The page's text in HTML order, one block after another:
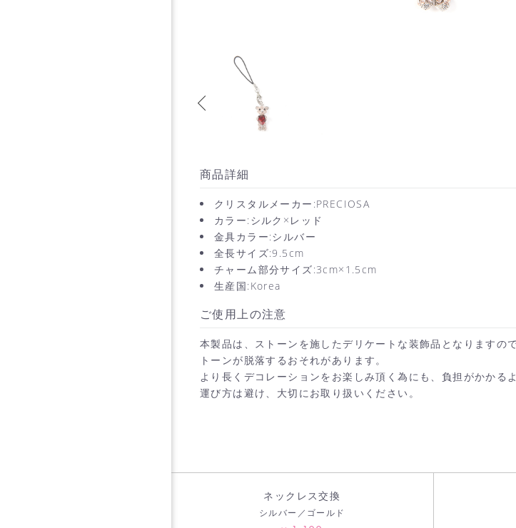
商品詳細
クリスタルメーカー:PRECIOSA
カラー:シルク×レッド
金具カラー:シルバー
全長サイズ:9.5cm
チャーム部分サイズ:3cm×1.5cm
生産国:Korea
ご使用上の注意
本製品は、ストーンを施したデリケートな装飾品となりますの
トーンが脱落するおそれがあります。
より長くデコレーションをお楽しみ頂く為にも、負担がかかる
運び方は避け、大切にお取り扱いください。
お買い物を続ける
ネックレス交換
シルバー／ゴールド